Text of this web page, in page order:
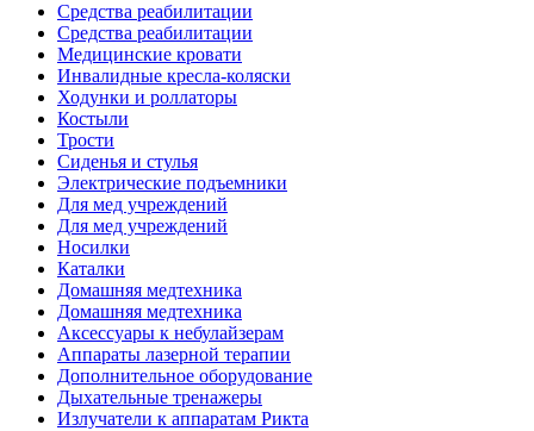
Средства реабилитации
Средства реабилитации
Медицинские кровати
Инвалидные кресла-коляски
Ходунки и роллаторы
Костыли
Трости
Сиденья и стулья
Электрические подъемники
Для мед учреждений
Для мед учреждений
Носилки
Каталки
Домашняя медтехника
Домашняя медтехника
Аксессуары к небулайзерам
Аппараты лазерной терапии
Дополнительное оборудование
Дыхательные тренажеры
Излучатели к аппаратам Рикта